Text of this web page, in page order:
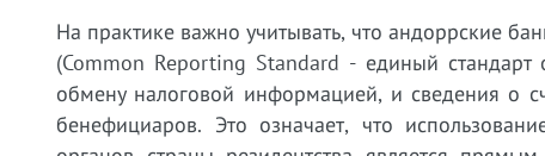
На практике важно учитывать, что андоррские
(Common Reporting Standard - единый стандарт
обмену налоговой информацией, и сведения о
бенефициаров. Это означает, что